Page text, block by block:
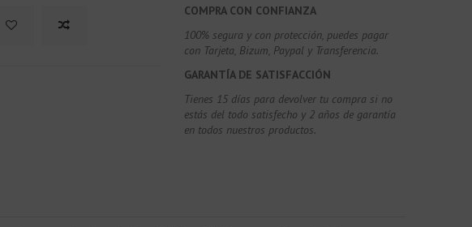
COMPRA CON CONFIANZA
100% segura y con protección, puedes pagar
con Tarjeta, Bizum, Paypal y Transferencia.
GARANTÍA DE SATISFACCIÓN
Tienes 15 días para devolver tu compra si no
estás del todo satisfecho y 2 años de garantía
en todos nuestros productos.